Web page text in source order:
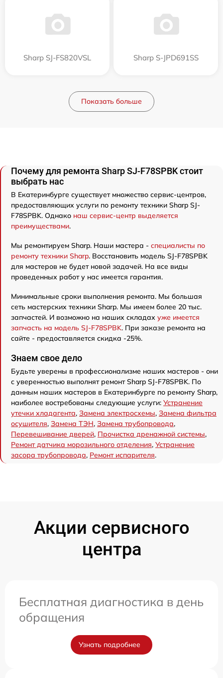
Sharp SJ-FS820VSL Sharp S-JPD691SS
Показать больше
Почему для ремонта Sharp SJ-F78SPBK стоит
выбрать нас
В Екатеринбурге существует множество сервис-центров,
предоставляющих услуги по ремонту техники Sharp SJ-
F78SPBK. Однако наш сервис-центр выделяется
преимуществами.
Мы ремонтируем Sharp. Наши мастера - специалисты по
ремонту техники Sharp. Восстановить модель SJ-F78SPBK
для мастеров не будет новой задачей. На все виды
проведенных работ у нас имеется гарантия.
Минимальные сроки выполнения ремонта. Мы большая
сеть мастерских техники Sharp. Мы имеем более 20 тыс.
запчастей. И возможно на наших складах уже имеется
запчасть на модель SJ-F78SPBK. При заказе ремонта на
сайте - предоставляется скидка -25%.
Знаем свое дело
Будьте уверены в профессионализме наших мастеров - они
с уверенностью выполнят ремонт Sharp SJ-F78SPBK. По
данным наших мастеров в Екатеринбурге по ремонту Sharp,
наиболее востребованы следующие услуги: Устранение
утечки хладагента, Замена электросхемы, Замена фильтра
осушителя, Замена ТЭН, Замена трубопровода,
Перевешивание дверей, Прочистка дренажной системы,
Ремонт датчика морозильного отделения, Устранение
засора трубопровода, Ремонт испарителя.
Акции сервисного
центра
Бесплатная диагностика в день
обращения
Узнать подробнее